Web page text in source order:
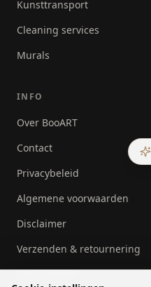
Kunsttransport
Cleaning services
Murals
INFO
Over BooART
Contact
Privacybeleid
Algemene voorwaarden
Disclaimer
Verzenden & retournering
Cookiebeleid